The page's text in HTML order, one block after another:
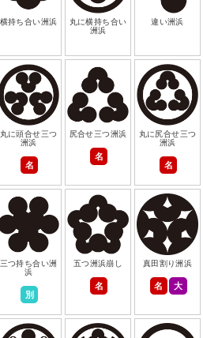
横持ち合い洲浜
丸に横持ち合い
洲浜
違い洲浜
丸に頭合せ三つ
洲浜
名
尻合せ三つ洲浜
名
丸に尻合せ三つ
洲浜
名
三つ持ち合い洲
浜
別
五つ洲浜崩し
名
真田割り洲浜
名 大